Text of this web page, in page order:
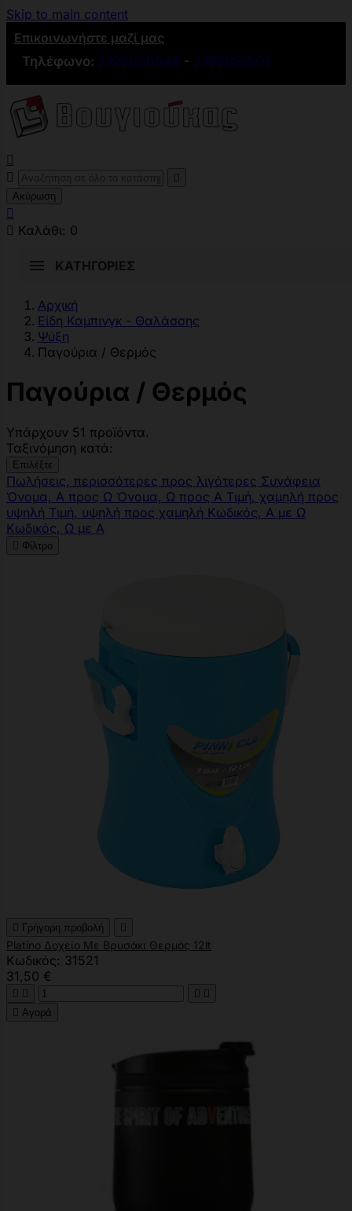
Skip to main content
Επικοινωνήστε μαζί μας
Τηλέφωνο: 2109836846 - 2109881501



Ακύρωση

 Καλάθι: 0
ΚΑΤΗΓΟΡΊΕΣ
Αρχική
Είδη Καμπινγκ - Θαλάσσης
Ψύξη
Παγούρια / Θερμός
Παγούρια / Θερμός
Υπάρχουν 51 προϊόντα.
Ταξινόμηση κατά:
Επιλέξτε
Πωλήσεις, περισσότερες προς λιγότερες Συνάφεια
Όνομα, Α προς Ω Όνομα, Ω προς Α Τιμή, χαμηλή προς
υψηλή Τιμή, υψηλή προς χαμηλή Κωδικός, Α με Ω
Κωδικός, Ω με Α
 Φίλτρο
 Γρήγορη προβολή 
Platino Δοχείο Με Βρυσάκι Θερμός 12lt
Κωδικός: 31521
31,50 €
   
 Αγορά